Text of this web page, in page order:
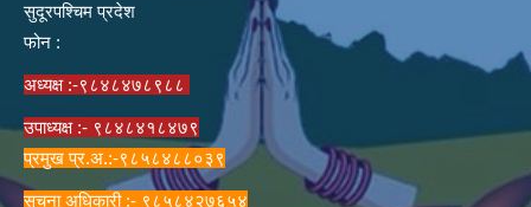
सुदूरपश्चिम प्रदेश
फोन :
अध्यक्ष :-९८४८४७८९८८
उपाध्यक्ष :- ९८४८४१८४७९
प्रमुख प्र.अ.:-९८५८४८८०३९
सुचना अधिकारी :- ९८५८४२७६५४